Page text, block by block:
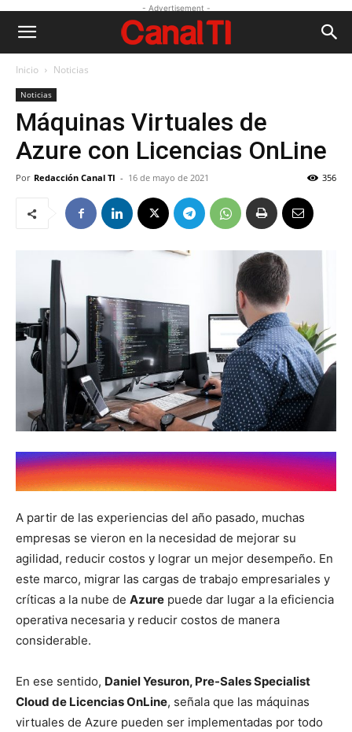
- Advertisement -
Inicio Noticias
Noticias
Máquinas Virtuales de
Azure con Licencias OnLine
Por Redacción Canal TI - 16 de mayo de 2021 356
A partir de las experiencias del año pasado, muchas
empresas se vieron en la necesidad de mejorar su
agilidad, reducir costos y lograr un mejor desempeño. En
este marco, migrar las cargas de trabajo empresariales y
críticas a la nube de Azure puede dar lugar a la eficiencia
operativa necesaria y reducir costos de manera
considerable.
En ese sentido, Daniel Yesuron, Pre-Sales Specialist
Cloud de Licencias OnLine, señala que las máquinas
virtuales de Azure pueden ser implementadas por todo